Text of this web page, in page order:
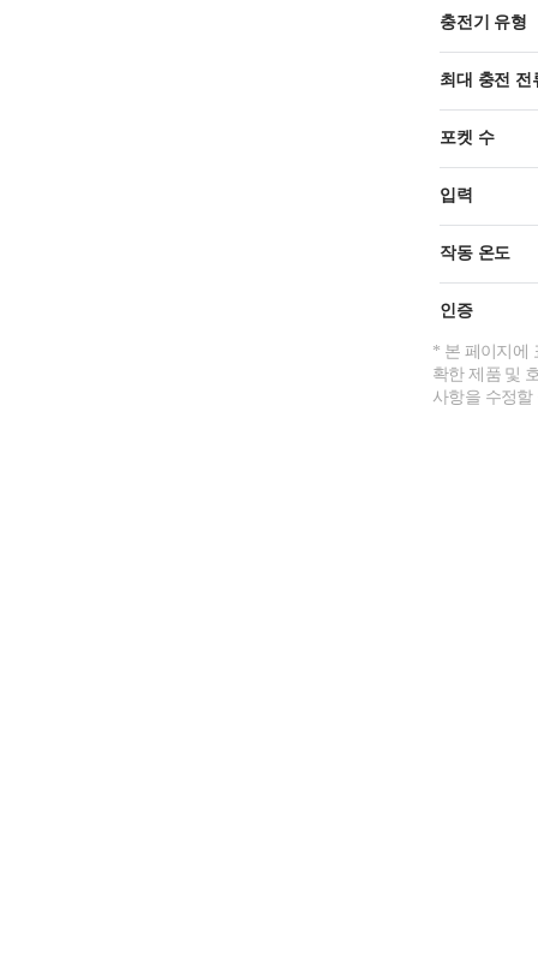
충전기 유형
최대 충전 전
포켓 수
입력
작동 온도
인증
* 본 페이지에
확한 제품 및
사항을 수정